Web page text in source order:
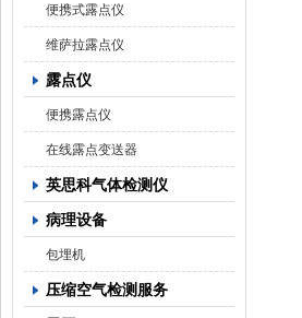
便携式露点仪
维萨拉露点仪
露点仪
便携露点仪
在线露点变送器
英思科气体检测仪
病理设备
包埋机
压缩空气检测服务